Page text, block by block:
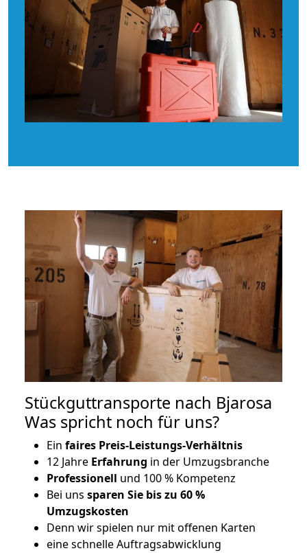
Stückguttransporte nach Bjarosa
Was spricht noch für uns?
Ein faires Preis-Leistungs-Verhältnis
12 Jahre Erfahrung in der Umzugsbranche
Professionell und 100 % Kompetenz
Bei uns sparen Sie bis zu 60 %
Umzugskosten
Denn wir spielen nur mit offenen Karten
eine schnelle Auftragsabwicklung